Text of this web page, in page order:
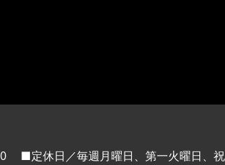
■定休日／毎週月曜日、第一火曜日、